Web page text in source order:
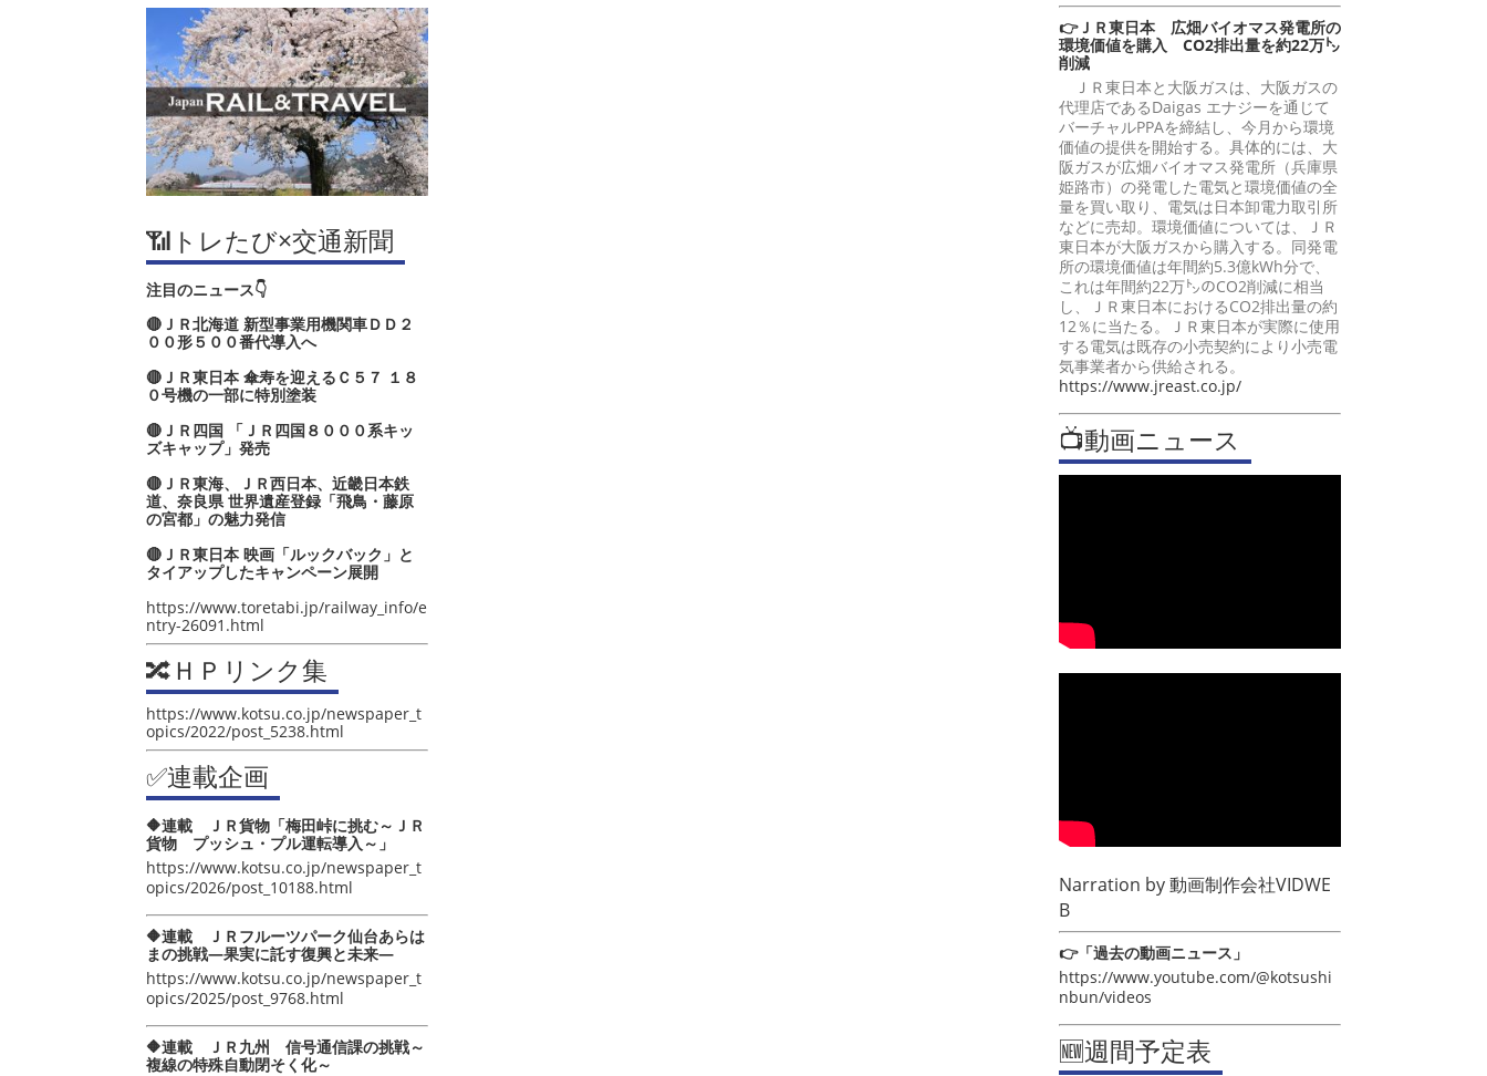
📶トレたび×交通新聞
注目のニュース👇
🔴ＪＲ北海道 新型事業用機関車ＤＤ２
００形５００番代導入へ
🔴ＪＲ東日本 傘寿を迎えるＣ５７ １８
０号機の一部に特別塗装
🔴ＪＲ四国 「ＪＲ四国８０００系キッ
ズキャップ」発売
🔴ＪＲ東海、ＪＲ西日本、近畿日本鉄
道、奈良県 世界遺産登録「飛鳥・藤原
の宮都」の魅力発信
🔴ＪＲ東日本 映画「ルックバック」と
タイアップしたキャンペーン展開
https://www.toretabi.jp/railway_info/e
ntry-26091.html
🔀ＨＰリンク集
https://www.kotsu.co.jp/newspaper_t
opics/2022/post_5238.html
✅連載企画
🔶連載 ＪＲ貨物「梅田峠に挑む～ＪＲ
貨物 プッシュ・プル運転導入～」
https://www.kotsu.co.jp/newspaper_t
opics/2026/post_10188.html
🔶連載 ＪＲフルーツパーク仙台あらは
まの挑戦―果実に託す復興と未来―
https://www.kotsu.co.jp/newspaper_t
opics/2025/post_9768.html
🔶連載 ＪＲ九州 信号通信課の挑戦～
複線の特殊自動閉そく化～
👉ＪＲ東日本 広畑バイオマス発電所の
環境価値を購入 CO2排出量を約22万㌧
削減
ＪＲ東日本と大阪ガスは、大阪ガスの
代理店であるDaigas エナジーを通じて
バーチャルPPAを締結し、今月から環境
価値の提供を開始する。具体的には、大
阪ガスが広畑バイオマス発電所（兵庫県
姫路市）の発電した電気と環境価値の全
量を買い取り、電気は日本卸電力取引所
などに売却。環境価値については、ＪＲ
東日本が大阪ガスから購入する。同発電
所の環境価値は年間約5.3億kWh分で、
これは年間約22万㌧のCO2削減に相当
し、ＪＲ東日本におけるCO2排出量の約
12％に当たる。ＪＲ東日本が実際に使用
する電気は既存の小売契約により小売電
気事業者から供給される。
https://www.jreast.co.jp/
📺動画ニュース
Narration by動画制作会社VIDWE
B
👉「過去の動画ニュース」
https://www.youtube.com/@kotsushi
nbun/videos
🆕週間予定表